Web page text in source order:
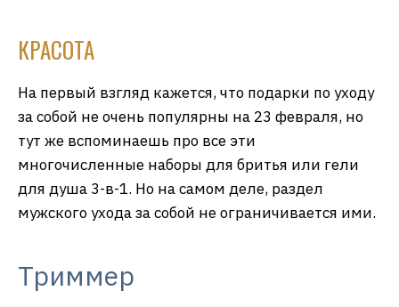
КРАСОТА
На первый взгляд кажется, что подарки по уходу
за собой не очень популярны на 23 февраля, но
тут же вспоминаешь про все эти
многочисленные наборы для бритья или гели
для душа 3-в-1. Но на самом деле, раздел
мужского ухода за собой не ограничивается ими.
Триммер